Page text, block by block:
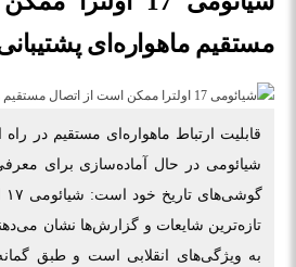
مستقیم ماهواره‌ای
شیائومی در حال آماده‌سازی برای
تازه‌ترین شایعات و گزارش‌ها نشان
به ویژگی‌های انقلابی است و طبق